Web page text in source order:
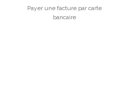
Payer une facture par carte
bancaire